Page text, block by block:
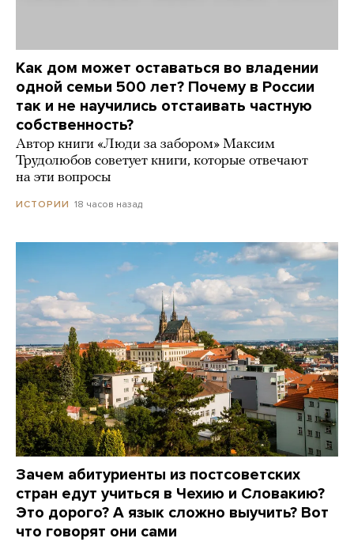
Как дом может оставаться во владении
одной семьи 500 лет? Почему в России
так и не научились отстаивать частную
собственность?
Автор книги «Люди за забором» Максим
Трудолюбов советует книги, которые отвечают
на эти вопросы
ИСТОРИИ 18 часов назад
Зачем абитуриенты из постсоветских
стран едут учиться в Чехию и Словакию?
Это дорого? А язык сложно выучить? Вот
что говорят они сами